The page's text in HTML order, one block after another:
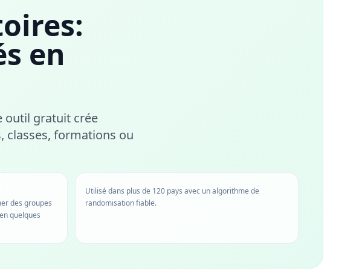
en
outil gratuit crée
classes, formations ou
des groupes
quelques
Utilisé dans plus de 120 pays avec un algorithme de
randomisation fiable.